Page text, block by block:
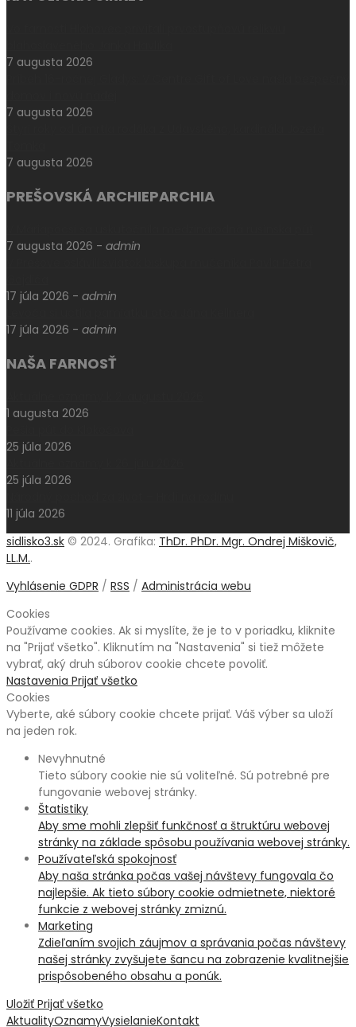
7 augusta 2026
7 augusta 2026
7 augusta 2026
PREŠOVSKÁ ARCHIEPARCHIA
7 augusta 2026 - admin
17 júla 2026 - admin
17 júla 2026 - admin
NAŠA FARNOSŤ
1 augusta 2026
25 júla 2026
25 júla 2026
11 júla 2026
sidlisko3.sk © 2024. Grafika: ThDr. PhDr. Mgr. Ondrej Miškovič,
LL.M..
Vyhlásenie GDPR / RSS / Administrácia webu
Cookies
Používame cookies. Ak si myslíte, že je to v poriadku, kliknite
na "Prijať všetko". Kliknutím na "Nastavenia" si tiež môžete
vybrať, aký druh súborov cookie chcete povoliť.
Nastavenia Prijať všetko
Cookies
Vyberte, aké súbory cookie chcete prijať. Váš výber sa uloží
na jeden rok.
Nevyhnutné
Tieto súbory cookie nie sú voliteľné. Sú potrebné pre
fungovanie webovej stránky.
Štatistiky
Aby sme mohli zlepšiť funkčnosť a štruktúru webovej
stránky na základe spôsobu používania webovej stránky.
Používateľská spokojnosť
Aby naša stránka počas vašej návštevy fungovala čo
najlepšie. Ak tieto súbory cookie odmietnete, niektoré
funkcie z webovej stránky zmiznú.
Marketing
Zdieľaním svojich záujmov a správania počas návštevy
našej stránky zvyšujete šancu na zobrazenie kvalitnejšie
prispôsobeného obsahu a ponúk.
Uložiť Prijať všetko
AktualityOznamyVysielanieKontakt